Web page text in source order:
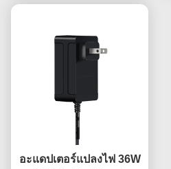
อะแดปเตอร์แปลงไฟ 36W